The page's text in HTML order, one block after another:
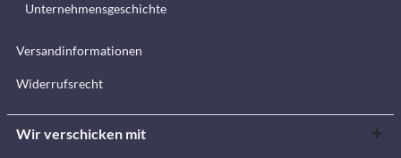
Unternehmensgeschichte
Versandinformationen
Widerrufsrecht
Wir verschicken mit